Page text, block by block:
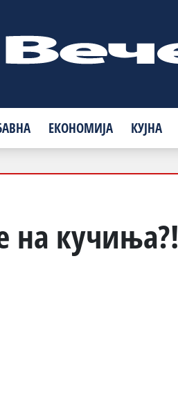
ЕКОНОМИЈА КУЈНА
на кучиња?!